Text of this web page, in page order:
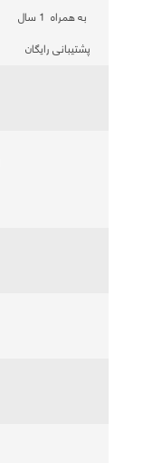
به همراه 1 سال
پشتیبانی رایگان